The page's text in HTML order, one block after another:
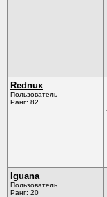
Rednux
Пользователь
Ранг: 82
Iguana
Пользователь
Ранг: 20